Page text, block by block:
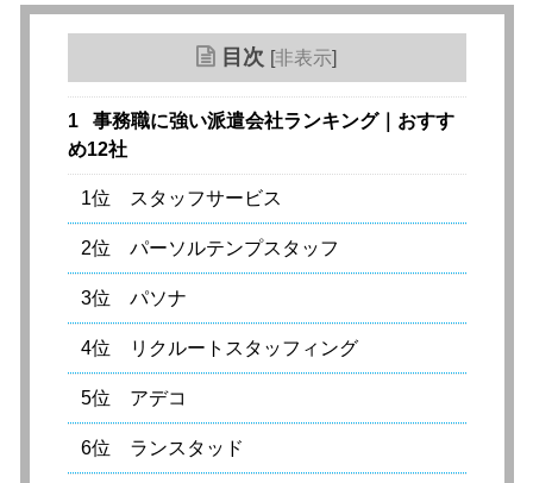
目次 [非表示]
1
事務職に強い派遣会社ランキング｜おすす
め12社
1位 スタッフサービス
2位 パーソルテンプスタッフ
3位 パソナ
4位 リクルートスタッフィング
5位 アデコ
6位 ランスタッド